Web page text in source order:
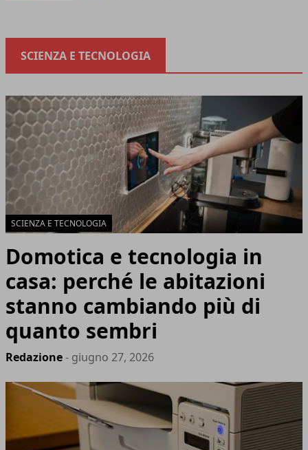
SCIENZA E TECNOLOGIA
SCIENZA E TECNOLOGIA
Domotica e tecnologia in
casa: perché le abitazioni
stanno cambiando più di
quanto sembri
Redazione- giugno 27, 2026